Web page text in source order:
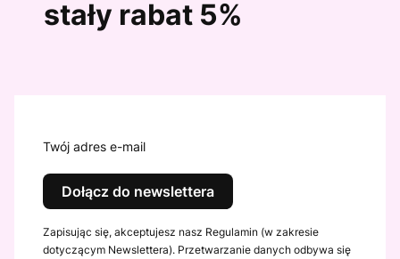
stały rabat 5%
Twój adres e-mail
Dołącz do newslettera
Zapisując się, akceptujesz nasz Regulamin (w zakresie
dotyczącym Newslettera). Przetwarzanie danych odbywa się